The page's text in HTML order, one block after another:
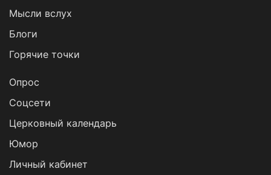
Мысли вслух
Блоги
Горячие точки
Опрос
Cоцсети
Церковный календарь
Юмор
Личный кабинет